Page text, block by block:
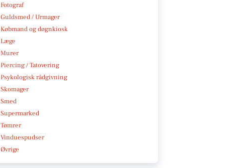
Fotograf
Guldsmed / Urmager
Købmand og døgnkiosk
Læge
Murer
Piercing / Tatovering
Psykologisk rådgivning
Skomager
Smed
Supermarked
Tømrer
Vinduespudser
Øvrige